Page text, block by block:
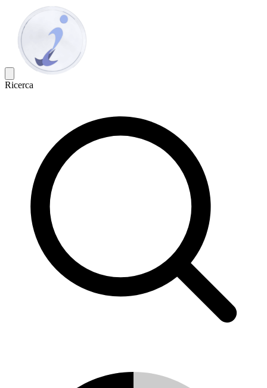
Ricerca